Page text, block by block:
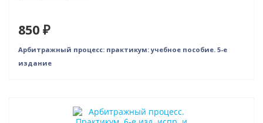
850 ₽
Арбитражный процесс: практикум: учебное пособие. 5-е
издание